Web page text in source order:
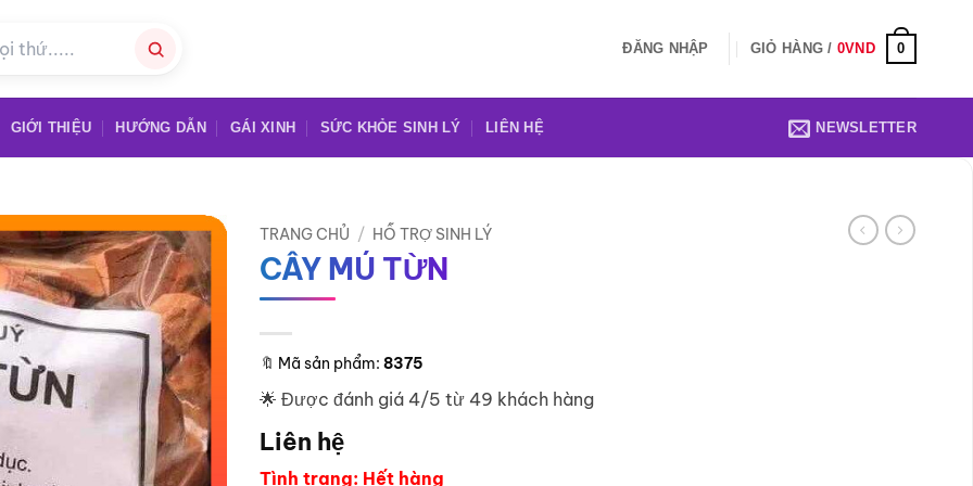
ĐĂNG NHẬP GIỎ HÀNG / 0VND 0
GIỚI THIỆU HƯỚNG DẪN GÁI XINH SỨC KHỎE SINH LÝ LIÊN HỆ NEWSLETTER
TRANG CHỦ / HỖ TRỢ SINH LÝ
CÂY MÚ TỪN
🔖 Mã sản phẩm: 8375
🌟 Được đánh giá 4/5 từ 49 khách hàng
Liên hệ
Tình trạng: Hết hàng